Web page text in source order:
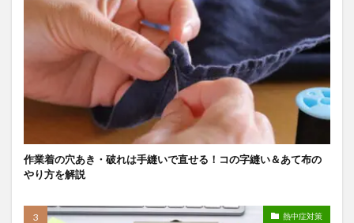
作業着の穴あき・破れは手縫いで直せる！コの字縫い＆あて布の
やり方を解説
熱中症対策